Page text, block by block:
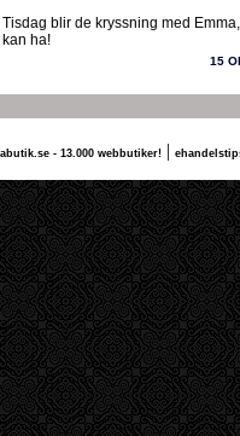
Tisdag blir de kryssning med
kan ha!
15
- 13.000 webbutiker!|
Tilda vettu